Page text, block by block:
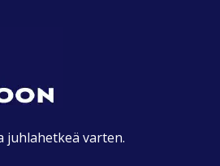
juhlahetkeä varten.